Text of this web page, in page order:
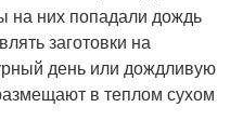
на них попадали дождь
заготовки на
день или дождливую
в теплом сухом